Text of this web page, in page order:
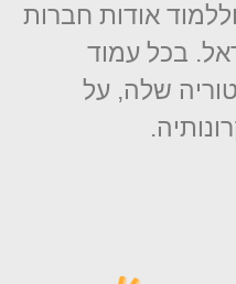
אודות חברות
בכל עמוד
שלה, על